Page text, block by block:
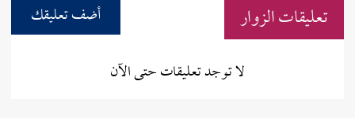
تعليقات الزوار
أضف تعليقك
لا توجد تعليقات حتى الآن